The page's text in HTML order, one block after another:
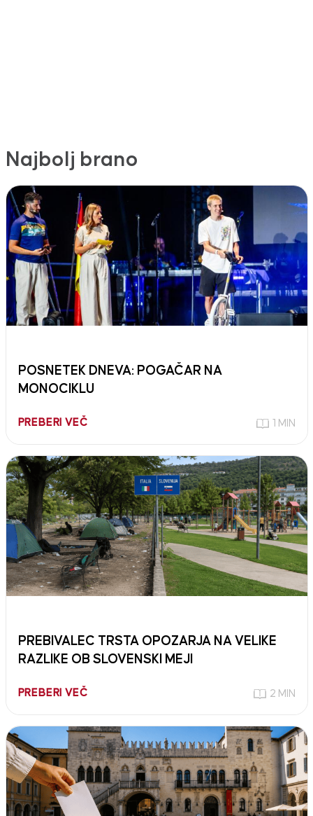
Najbolj brano
POSNETEK DNEVA: POGAČAR NA
MONOCIKLU
PREBERI VEČ 1 MIN
PREBIVALEC TRSTA OPOZARJA NA VELIKE
RAZLIKE OB SLOVENSKI MEJI
PREBERI VEČ 2 MIN